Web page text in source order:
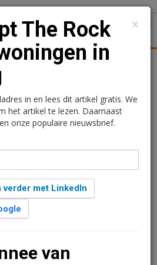
Woningmarkt
The Rock met
in Den
om 08:47
2 minuten leestijd
Den Haag gekocht nu het
zijn allemaal
×
The Rock
in
in en lees dit artikel gratis. We
het artikel te lezen. Daarnaast
onze populaire nieuwsbrief.
verder met LinkedIn
van